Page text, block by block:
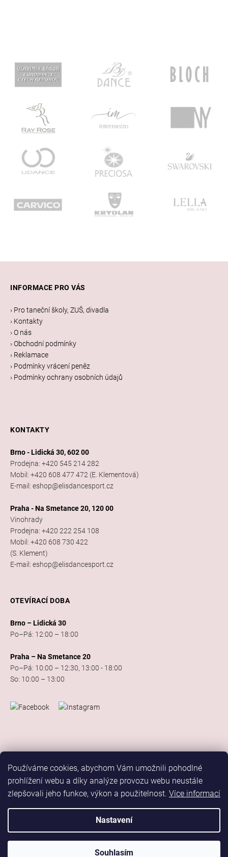
Používáme cookies, abychom Vám umožnili pohodlné
prohlížení webu a díky analýze provozu webu neustále
zlepšovali jeho funkce, výkon a použitelnost. Více informací
Nastavení
Souhlasím
INFORMACE PRO VÁS
› Pro taneční školy, ZUŠ, divadla
› Kontakty
› O nás
› Obchodní podmínky
› Reklamace
› Podmínky vrácení peněz
› Podmínky ochrany osobních údajů
KONTAKTY
Brno - Lidická 30, 602 00
Prodejna: +420 545 214 282
Mobil: +420 608 477 472 (E. Klementová)
E-mail: eshop@elisdancesport.cz
Praha - Na Smetance 20, 120 00
Vinohrady
Prodejna: +420 222 254 108
Mobil: +420 608 730 422
(S. Klement)
E-mail: eshop@elisdancesport.cz
OTEVÍRACÍ DOBA
Brno – Lidická 30
Po–Pá: 12:00 – 18:00
Praha – Na Smetance 20
Po–Pá: 10:00 – 12:30, 13:00 - 18:00
So: 10:00 – 13:00
Vytvořil Shoptet
Elis Dance Sport . Všechna práva vyhrazena.
Upravit nastavení cookiesMarketing